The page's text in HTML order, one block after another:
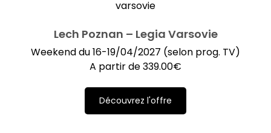
Lech Poznan – Legia Varsovie
Weekend du 16-19/04/2027 (selon prog. TV)
A partir de339.00€
Découvrez l'offre